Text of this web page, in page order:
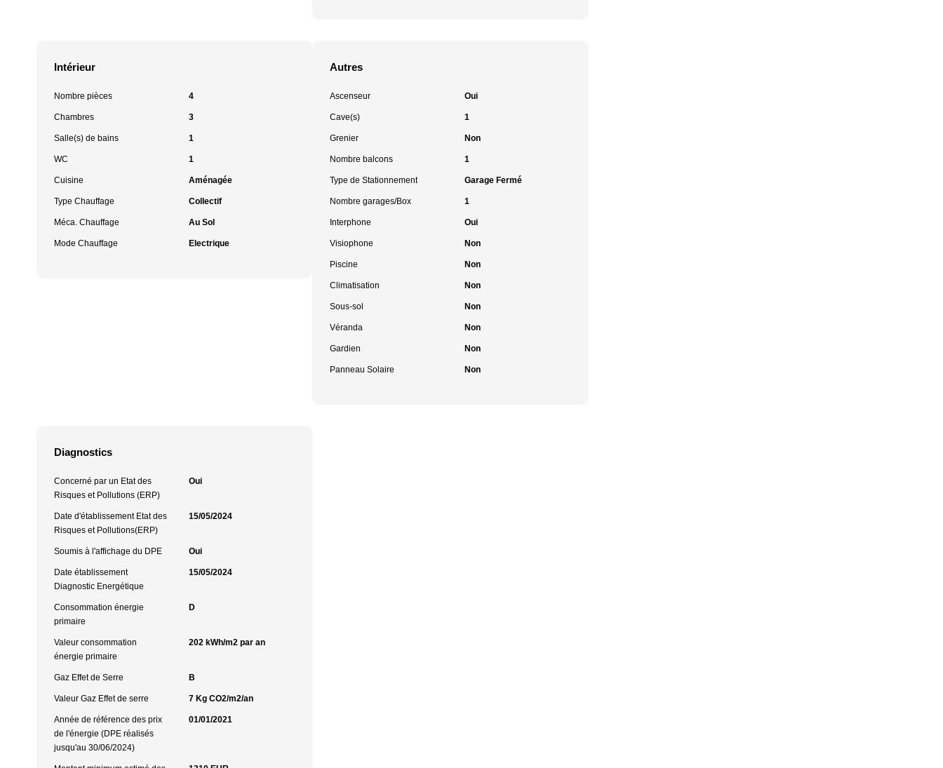
Intérieur
Nombre pièces 4
Chambres 3
Salle(s) de bains 1
WC 1
Cuisine Aménagée
Type Chauffage Collectif
Méca. Chauffage Au Sol
Mode Chauffage Electrique
Autres
Ascenseur Oui
Cave(s) 1
Grenier Non
Nombre balcons 1
Type de Stationnement Garage Fermé
Nombre garages/Box 1
Interphone Oui
Visiophone Non
Piscine Non
Climatisation Non
Sous-sol Non
Véranda Non
Gardien Non
Panneau Solaire Non
Diagnostics
Concerné par un Etat des
Risques et Pollutions (ERP)
Oui
Date d'établissement Etat des
Risques et Pollutions(ERP)
15/05/2024
Soumis à l'affichage du DPE Oui
Date établissement
Diagnostic Energétique
15/05/2024
Consommation énergie
primaire
D
Valeur consommation
énergie primaire
202 kWh/m2 par an
Gaz Effet de Serre B
Valeur Gaz Effet de serre 7 Kg CO2/m2/an
Année de référence des prix
de l'énergie (DPE réalisés
jusqu'au 30/06/2024)
01/01/2021